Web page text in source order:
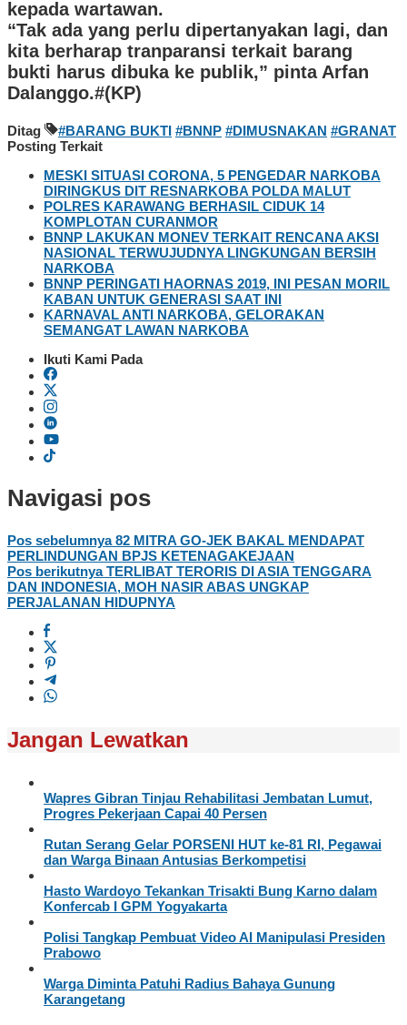
kepada wartawan.
“Tak ada yang perlu dipertanyakan lagi, dan
kita berharap tranparansi terkait barang
bukti harus dibuka ke publik,” pinta Arfan
Dalanggo.#(KP)
Ditag #BARANG BUKTI #BNNP #DIMUSNAKAN #GRANAT
Posting Terkait
MESKI SITUASI CORONA, 5 PENGEDAR NARKOBA
DIRINGKUS DIT RESNARKOBA POLDA MALUT
POLRES KARAWANG BERHASIL CIDUK 14
KOMPLOTAN CURANMOR
BNNP LAKUKAN MONEV TERKAIT RENCANA AKSI
NASIONAL TERWUJUDNYA LINGKUNGAN BERSIH
NARKOBA
BNNP PERINGATI HAORNAS 2019, INI PESAN MORIL
KABAN UNTUK GENERASI SAAT INI
KARNAVAL ANTI NARKOBA, GELORAKAN
SEMANGAT LAWAN NARKOBA
Ikuti Kami Pada
Navigasi pos
Pos sebelumnya82 MITRA GO-JEK BAKAL MENDAPAT
PERLINDUNGAN BPJS KETENAGAKEJAAN
Pos berikutnyaTERLIBAT TERORIS DI ASIA TENGGARA
DAN INDONESIA, MOH NASIR ABAS UNGKAP
PERJALANAN HIDUPNYA
Jangan Lewatkan
Wapres Gibran Tinjau Rehabilitasi Jembatan Lumut,
Progres Pekerjaan Capai 40 Persen
Rutan Serang Gelar PORSENI HUT ke-81 RI, Pegawai
dan Warga Binaan Antusias Berkompetisi
Hasto Wardoyo Tekankan Trisakti Bung Karno dalam
Konfercab I GPM Yogyakarta
Polisi Tangkap Pembuat Video AI Manipulasi Presiden
Prabowo
Warga Diminta Patuhi Radius Bahaya Gunung
Karangetang